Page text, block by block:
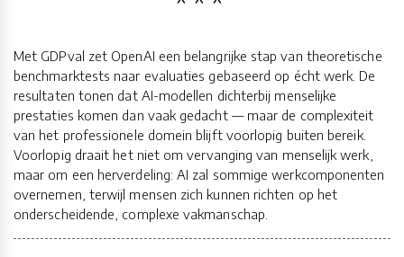
Met GDPval zet OpenAI een belangrijke stap van theoretische
benchmarktests naar evaluaties gebaseerd op écht werk. De
resultaten tonen dat AI-modellen dichterbij menselijke
prestaties komen dan vaak gedacht — maar de complexiteit
van het professionele domein blijft voorlopig buiten bereik.
Voorlopig draait het niet om vervanging van menselijk werk,
maar om een herverdeling: AI zal sommige werkcomponenten
overnemen, terwijl mensen zich kunnen richten op het
onderscheidende, complexe vakmanschap.